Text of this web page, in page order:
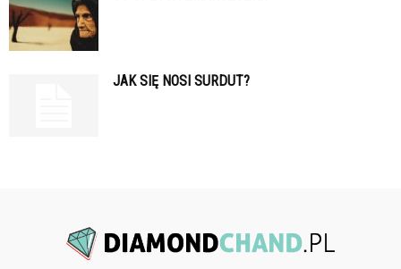
JAK SIĘ NOSI SURDUT?